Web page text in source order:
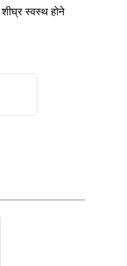
स्वस्थ होने